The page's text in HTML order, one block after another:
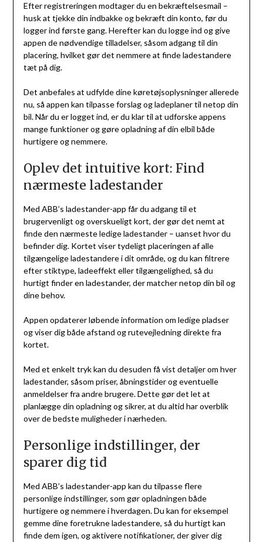
Efter registreringen modtager du en bekræftelsesmail –
husk at tjekke din indbakke og bekræft din konto, før du
logger ind første gang. Herefter kan du logge ind og give
appen de nødvendige tilladelser, såsom adgang til din
placering, hvilket gør det nemmere at finde ladestandere
tæt på dig.
Det anbefales at udfylde dine køretøjsoplysninger allerede
nu, så appen kan tilpasse forslag og ladeplaner til netop din
bil. Når du er logget ind, er du klar til at udforske appens
mange funktioner og gøre opladning af din elbil både
hurtigere og nemmere.
Oplev det intuitive kort: Find
nærmeste ladestander
Med ABB’s ladestander-app får du adgang til et
brugervenligt og overskueligt kort, der gør det nemt at
finde den nærmeste ledige ladestander – uanset hvor du
befinder dig. Kortet viser tydeligt placeringen af alle
tilgængelige ladestandere i dit område, og du kan filtrere
efter stiktype, ladeeffekt eller tilgængelighed, så du
hurtigt finder en ladestander, der matcher netop din bil og
dine behov.
Appen opdaterer løbende information om ledige pladser
og viser dig både afstand og rutevejledning direkte fra
kortet.
Med et enkelt tryk kan du desuden få vist detaljer om hver
ladestander, såsom priser, åbningstider og eventuelle
anmeldelser fra andre brugere. Dette gør det let at
planlægge din opladning og sikrer, at du altid har overblik
over de bedste muligheder i nærheden.
Personlige indstillinger, der
sparer dig tid
Med ABB’s ladestander-app kan du tilpasse flere
personlige indstillinger, som gør opladningen både
hurtigere og nemmere i hverdagen. Du kan for eksempel
gemme dine foretrukne ladestandere, så du hurtigt kan
finde dem igen, og aktivere notifikationer, der giver dig